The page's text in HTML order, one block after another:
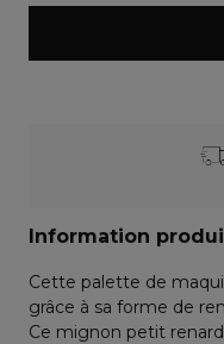
Information
Cette palette de
grâce à sa forme de
Ce mignon petit